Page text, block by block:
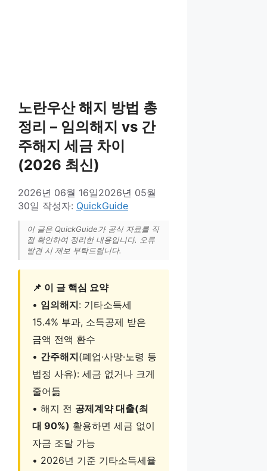
노란우산 해지 방법 총
정리 – 임의해지 vs 간
주해지 세금 차이
(2026 최신)
2026년 06월 16일2026년 05월
30일 작성자: QuickGuide
이 글은 QuickGuide가 공식 자료를 직
접 확인하여 정리한 내용입니다. 오류
발견 시 제보 부탁드립니다.
📌 이 글 핵심 요약
• 임의해지: 기타소득세
15.4% 부과, 소득공제 받은
금액 전액 환수
• 간주해지(폐업·사망·노령 등
법정 사유): 세금 없거나 크게
줄어듦
• 해지 전 공제계약 대출(최
대 90%) 활용하면 세금 없이
자금 조달 가능
• 2026년 기준 기타소득세율